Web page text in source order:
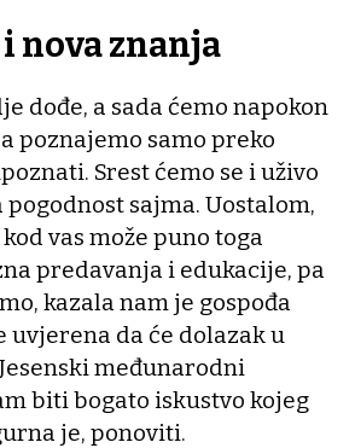
nova znanja
dođe, a sada ćemo napokon
poznajemo samo preko
Srest ćemo se i uživo
pogodnost sajma. Uostalom,
vas može puno toga
predavanja i edukacije, pa
kazala nam je gospođa
uvjerena da će dolazak u
međunarodni
biti bogato iskustvo kojeg
je, ponoviti.